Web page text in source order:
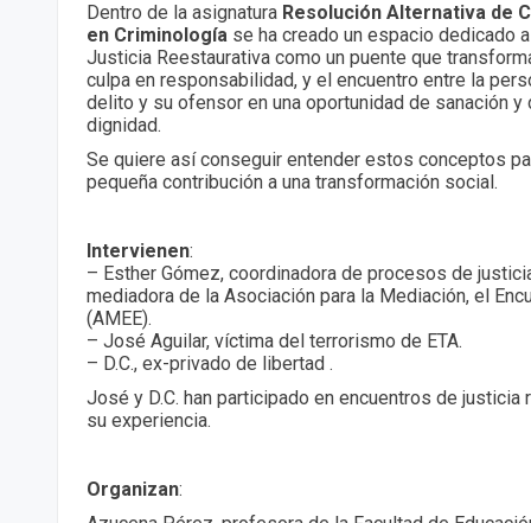
Dentro de la asignatura Resolución Alternativa de
en Criminología se ha creado un espacio dedicado
Justicia Reestaurativa como un puente que
culpa en responsabilidad, y el encuentro entre la
delito y su ofensor en una oportunidad de sanación y
dignidad.
Se quiere así conseguir entender estos conceptos
pequeña contribución a una transformación social.
Intervienen:
– Esther Gómez, coordinadora de procesos de
mediadora de la Asociación para la Mediación, el
(AMEE).
– José Aguilar, víctima del terrorismo de ETA.
– D.C., ex-privado de libertad .
José y D.C. han participado en encuentros de justicia
su experiencia.
Organizan: